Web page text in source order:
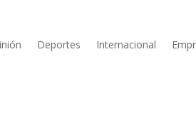
Deportes Internacional